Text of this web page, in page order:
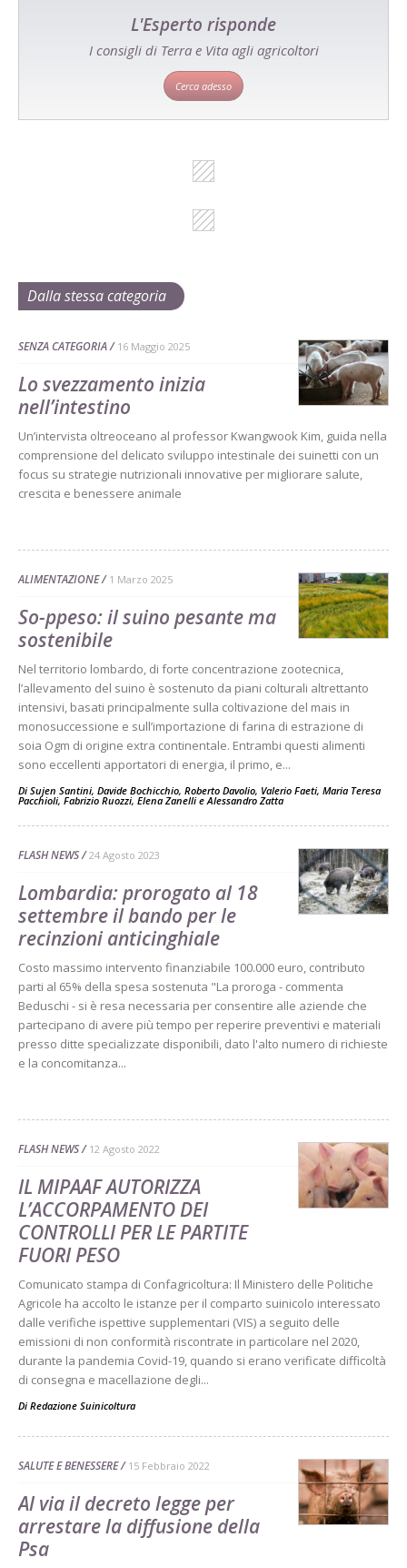
L'Esperto risponde
I consigli di Terra e Vita agli agricoltori
Cerca adesso
Dalla stessa categoria
SENZA CATEGORIA 16 Maggio 2025
Lo svezzamento inizia
nell’intestino
Un’intervista oltreoceano al professor Kwangwook Kim, guida nella
comprensione del delicato sviluppo intestinale dei suinetti con un
focus su strategie nutrizionali innovative per migliorare salute,
crescita e benessere animale
ALIMENTAZIONE 1 Marzo 2025
So-ppeso: il suino pesante ma
sostenibile
Nel territorio lombardo, di forte concentrazione zootecnica,
l’allevamento del suino è sostenuto da piani colturali altrettanto
intensivi, basati principalmente sulla coltivazione del mais in
monosuccessione e sull’importazione di farina di estrazione di
soia Ogm di origine extra continentale. Entrambi questi alimenti
sono eccellenti apportatori di energia, il primo, e...
Di Sujen Santini, Davide Bochicchio, Roberto Davolio, Valerio Faeti, Maria Teresa
Pacchioli, Fabrizio Ruozzi, Elena Zanelli e Alessandro Zatta
FLASH NEWS 24 Agosto 2023
Lombardia: prorogato al 18
settembre il bando per le
recinzioni anticinghiale
Costo massimo intervento finanziabile 100.000 euro, contributo
parti al 65% della spesa sostenuta "La proroga - commenta
Beduschi - si è resa necessaria per consentire alle aziende che
partecipano di avere più tempo per reperire preventivi e materiali
presso ditte specializzate disponibili, dato l'alto numero di richieste
e la concomitanza...
FLASH NEWS 12 Agosto 2022
IL MIPAAF AUTORIZZA
L’ACCORPAMENTO DEI
CONTROLLI PER LE PARTITE
FUORI PESO
Comunicato stampa di Confagricoltura: Il Ministero delle Politiche
Agricole ha accolto le istanze per il comparto suinicolo interessato
dalle verifiche ispettive supplementari (VIS) a seguito delle
emissioni di non conformità riscontrate in particolare nel 2020,
durante la pandemia Covid-19, quando si erano verificate difficoltà
di consegna e macellazione degli...
Di Redazione Suinicoltura
SALUTE E BENESSERE 15 Febbraio 2022
Al via il decreto legge per
arrestare la diffusione della
Psa